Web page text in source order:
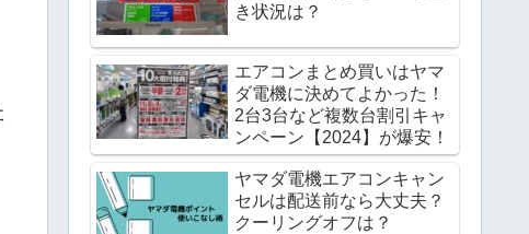
き状況は？
エアコンまとめ買いはヤマ
ダ電機に決めてよかった！
2台3台など複数台割引キャ
ンペーン【2024】が爆安！
ヤマダ電機エアコンキャン
セルは配送前なら大丈夫？
クーリングオフは？